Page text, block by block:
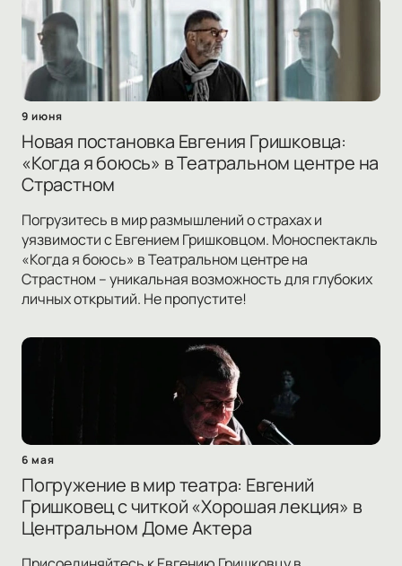
9 июня
Новая постановка Евгения Гришковца:
«Когда я боюсь» в Театральном центре на
Страстном
Погрузитесь в мир размышлений о страхах и
уязвимости с Евгением Гришковцом. Моноспектакль
«Когда я боюсь» в Театральном центре на
Страстном – уникальная возможность для глубоких
личных открытий. Не пропустите!
6 мая
Погружение в мир театра: Евгений
Гришковец с читкой «Хорошая лекция» в
Центральном Доме Актера